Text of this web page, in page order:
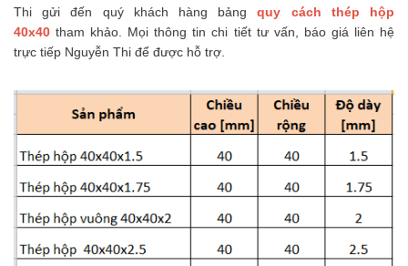
Thi gửi đến quý khách hàng bảngquy cách thép hộp
40x40 tham khảo. Mọi thông tin chi tiết tư vấn, báo giá liên hệ
trực tiếp Nguyễn Thi để được hỗ trợ.